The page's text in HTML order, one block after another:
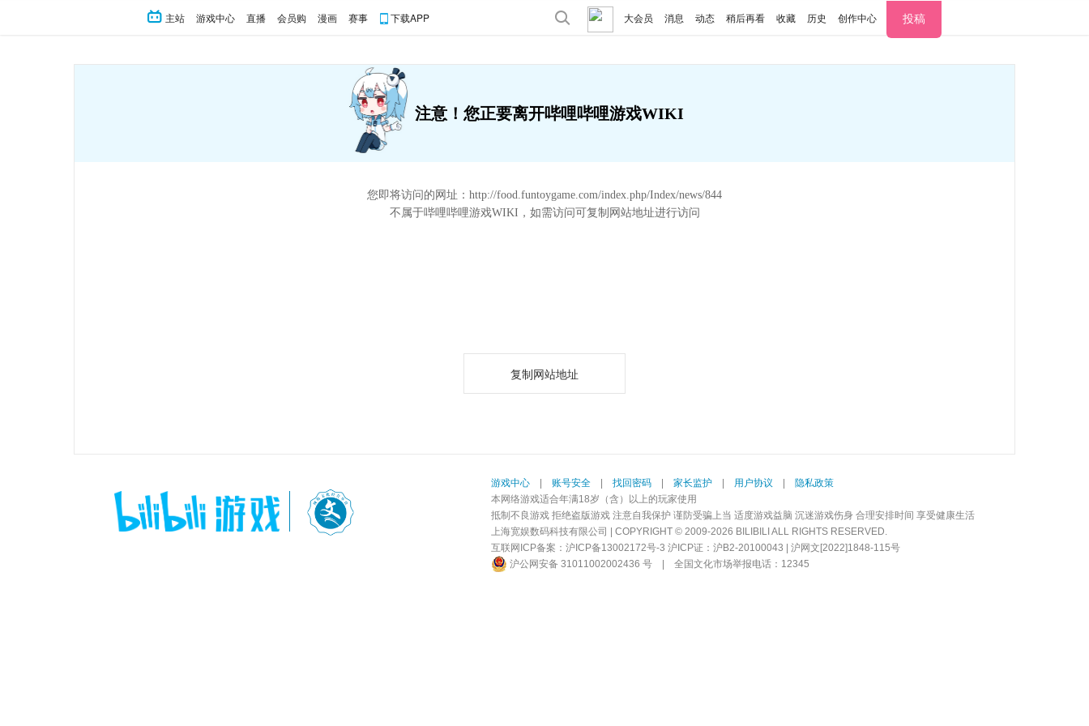
主站 游戏中心 直播 会员购 漫画 赛事 下载APP 大会员 消息 动态 稍后再看 收藏 历史 创作中心 投稿
注意！您正要离开哔哩哔哩游戏WIKI
您即将访问的网址： http://food.funtoygame.com/index.php/Index/news/844
不属于哔哩哔哩游戏WIKI，如需访问可复制网站地址进行访问
复制网站地址
游戏中心 账号安全 找回密码 家长监护 用户协议
隐私政策
本网络游戏适合年满18岁（含）以上的玩家使用
抵制不良游戏 拒绝盗版游戏 注意自我保护 谨防受骗上当 适度游戏益脑 沉迷游戏伤身 合理安排时间 享受健康生活
上海宽娱数码科技有限公司 | COPYRIGHT © 2009-2026 BILIBILI ALL RIGHTS RESERVED.
互联网ICP备案： 沪ICP备13002172号-3 沪ICP证：沪B2-20100043 | 沪网文[2022]1848-115号
沪公网安备 31011002002436 号
全国文化市场举报电话：12345